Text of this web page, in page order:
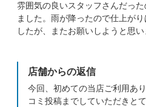
雰囲気の良いスタッフさんだっ
ました。雨が降ったので仕上が
したが、またお願いしようと思い
店舗からの返信
今回、初めての当店ご利用あ
コミ投稿までしていただきと